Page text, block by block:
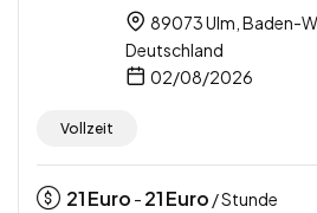
89073 Ulm, Baden-
Deutschland
02/08/2026
Vollzeit
21Euro - 21Euro / Stunde